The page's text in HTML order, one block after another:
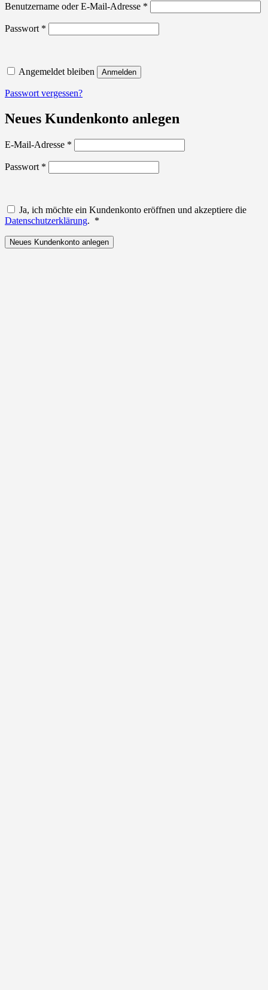
Benutzername oder E-Mail-Adresse *
Passwort *
Angemeldet bleiben Anmelden
Passwort vergessen?
Neues Kundenkonto anlegen
E-Mail-Adresse *
Passwort *
Ja, ich möchte ein Kundenkonto eröffnen und akzeptiere die
Datenschutzerklärung. *
Neues Kundenkonto anlegen